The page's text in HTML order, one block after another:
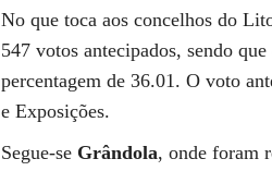
No que toca aos concelhos do
547 votos antecipados, sendo
percentagem de 36.01. O voto
e Exposições.
Segue-se Grândola, onde foram